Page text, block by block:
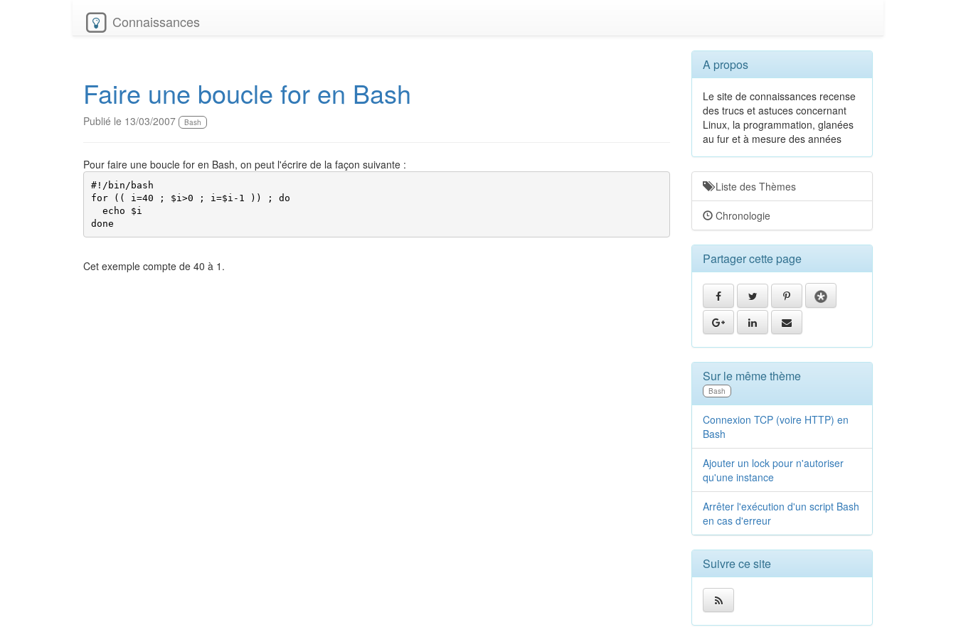
Connaissances
Faire une boucle for en Bash
Publié le 13/03/2007 Bash
Pour faire une boucle for en Bash, on peut l'écrire de la façon suivante :
#!/bin/bash
for (( i=40 ; $i>0 ; i=$i-1 )) ; do
echo $i
done
Cet exemple compte de 40 à 1.
A propos
Le site de connaissances recense
des trucs et astuces concernant
Linux, la programmation, glanées
au fur et à mesure des années
Liste des Thèmes
Chronologie
Partager cette page
Sur le même thème
Bash
Connexion TCP (voire HTTP) en
Bash
Ajouter un lock pour n'autoriser
qu'une instance
Arrêter l'exécution d'un script Bash
en cas d'erreur
Suivre ce site